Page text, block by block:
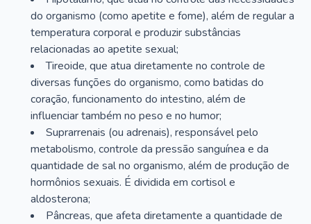
do organismo (como apetite e fome), além de regular a
temperatura corporal e produzir substâncias
relacionadas ao apetite sexual;
Tireoide, que atua diretamente no controle de
diversas funções do organismo, como batidas do
coração, funcionamento do intestino, além de
influenciar também no peso e no humor;
Suprarrenais (ou adrenais), responsável pelo
metabolismo, controle da pressão sanguínea e da
quantidade de sal no organismo, além de produção de
hormônios sexuais. É dividida em cortisol e
aldosterona;
Pâncreas, que afeta diretamente a quantidade de